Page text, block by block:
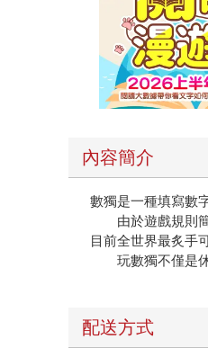
內容簡介
數獨是一種填寫數
由於遊戲規則簡
目前全世界最炙手
玩數獨不僅是休
配送方式